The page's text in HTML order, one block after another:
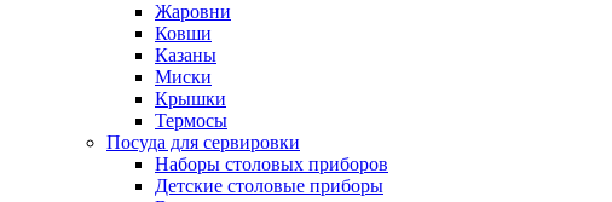
Жаровни
Ковши
Казаны
Миски
Крышки
Термосы
Посуда для сервировки
Наборы столовых приборов
Детские столовые приборы